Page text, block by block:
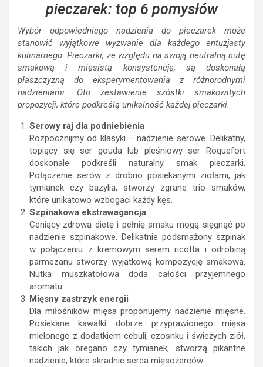
pieczarek: top 6 pomysłów
Wybór odpowiedniego nadzienia do pieczarek może
stanowić wyjątkowe wyzwanie dla każdego entuzjasty
kulinarnego. Pieczarki, ze względu na swoją neutralną nutę
smakową i mięsistą konsystencję, są doskonałą
płaszczyzną do eksperymentowania z różnorodnymi
nadzieniami. Oto zestawienie szóstki smakowitych
propozycji, które podkreślą unikalność każdej pieczarki.
Serowy raj dla podniebienia
Rozpocznijmy od klasyki – nadzienie serowe. Delikatny,
topiący się ser gouda lub pleśniowy ser Roquefort
doskonale podkreśli naturalny smak pieczarki.
Połączenie serów z drobno posiekanymi ziołami, jak
tymianek czy bazylia, stworzy zgrane trio smaków,
które unikatowo wzbogaci każdy kęs.
Szpinakowa ekstrawagancja
Ceniący zdrową dietę i pełnię smaku mogą sięgnąć po
nadzienie szpinakowe. Delikatnie podsmażony szpinak
w połączeniu z kremowym serem ricotta i odrobiną
parmezanu stworzy wyjątkową kompozycję smakową.
Nutka muszkatołowa doda całości przyjemnego
aromatu.
Mięsny zastrzyk energii
Dla miłośników mięsa proponujemy nadzienie mięsne.
Posiekane kawałki dobrze przyprawionego mięsa
mielonego z dodatkiem cebuli, czosnku i świeżych ziół,
takich jak oregano czy tymianek, stworzą pikantne
nadzienie, które skradnie serca mięsożerców.